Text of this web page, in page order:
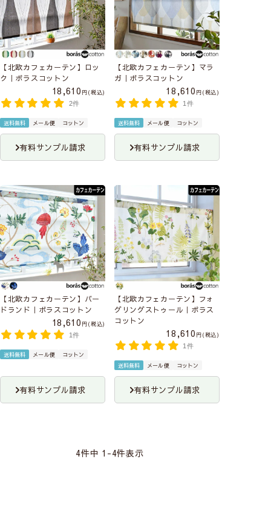
【北欧カフェカーテン】ロッ
ク｜ボラスコットン
18,610
税込
2件
送料無料 メール便 コットン
有料サンプル請求
【北欧カフェカーテン】マラ
ガ｜ボラスコットン
18,610
税込
1件
送料無料 メール便 コットン
有料サンプル請求
【北欧カフェカーテン】バー
ドランド｜ボラスコットン
18,610
税込
1件
送料無料 メール便 コットン
有料サンプル請求
【北欧カフェカーテン】フォ
グリングストゥール｜ボラス
コットン
18,610
税込
1件
送料無料 メール便 コットン
有料サンプル請求
4件中 1 -4件表示